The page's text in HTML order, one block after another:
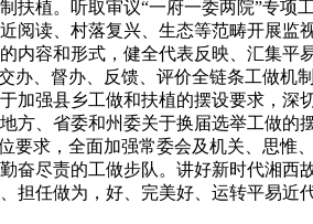
植。听取审议“一府一委两院”专项
读、村落复兴、生态等范畴开展
容和形式，健全代表反映、汇集
、督办、反馈、评价全链条工做机
强县乡工做和扶植的摆设要求，
、省委和州委关于换届选举工做
求，全面加强常委会及机关、思
尽责的工做步队。讲好新时代湘
任做为，好、完美好、运转平易近